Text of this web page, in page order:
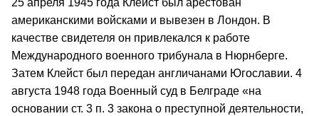
25 апреля 1945 года Клейст был арестован
американскими войсками и вывезен в Лондон. В
качестве свидетеля он привлекался к работе
Международного военного трибунала в Нюрнберге.
Затем Клейст был передан англичанами Югославии. 4
августа 1948 года Военный суд в Белграде «на
основании ст. 3 п. 3 закона о преступной деятельности,